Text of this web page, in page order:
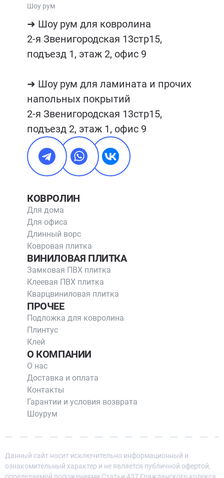
Шоу рум
➜ Шоу рум для ковролина
2-я Звенигородская 13стр15,
подъезд 1, этаж 2, офис 9
➜ Шоу рум для ламината и прочих
напольных покрытий
2-я Звенигородская 13стр15,
подъезд 2, этаж 1, офис 9
КОВРОЛИН
Для дома
Для офиса
Длинный ворс
Ковровая плитка
ВИНИЛОВАЯ ПЛИТКА
Замковая ПВХ плитка
Клеевая ПВХ плитка
Кварцвиниловая плитка
ПРОЧЕЕ
Подложка для ковролина
Плинтус
Клей
О КОМПАНИИ
О нас
Доставка и оплата
Контакты
Гарантии и условия возврата
Шоурум
Данный сайт носит исключительно информационный и
ознакомительный характер и не является публичной офертой,
определяемой положениями Статьи 437 Гражданского кодекса